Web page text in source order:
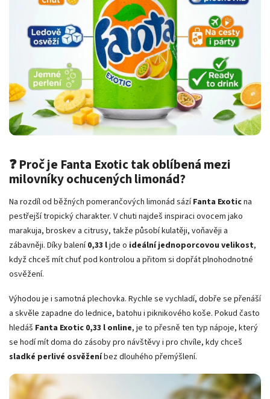
❓ Proč je Fanta Exotic tak oblíbená mezi
milovníky ochucených limonád?
Na rozdíl od běžných pomerančových limonád sázíFanta Exoticna
pestřejší tropický charakter. V chuti najdeš inspiraci ovocem jako
marakuja, broskev a citrusy, takže působí kulatěji, voňavěji a
zábavněji. Díky balení0,33 ljde o ideální jednoporcovou velikost,
když chceš mít chuť pod kontrolou a přitom si dopřát plnohodnotné
osvěžení.
Výhodou je i samotná plechovka. Rychle se vychladí, dobře se přenáší
a skvěle zapadne do lednice, batohu i piknikového koše. Pokud často
hledáš Fanta Exotic 0,33 l online, je to přesně ten typ nápoje, který
se hodí mít doma do zásoby pro návštěvy i pro chvíle, kdy chceš
sladké perlivé osvěženíbez dlouhého přemýšlení.